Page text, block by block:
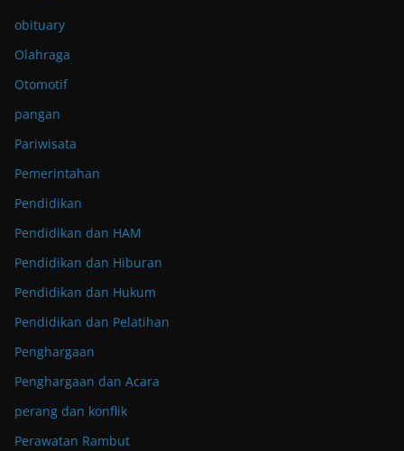
obituary
Olahraga
Otomotif
pangan
Pariwisata
Pemerintahan
Pendidikan
Pendidikan dan HAM
Pendidikan dan Hiburan
Pendidikan dan Hukum
Pendidikan dan Pelatihan
Penghargaan
Penghargaan dan Acara
perang dan konflik
Perawatan Rambut